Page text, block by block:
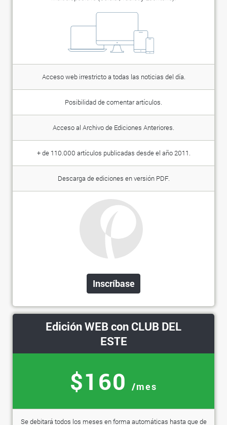
Acceso web irrestricto a todas las noticias del día.
Posibilidad de comentar artículos.
Acceso al Archivo de Ediciones Anteriores.
+ de 110.000 artículos publicadas desde el año 2011.
Descarga de ediciones en versión PDF.
Inscríbase
Edición WEB con CLUB DEL
ESTE
$160 /mes
Se debitará todos los meses en forma automáticas hasta que de